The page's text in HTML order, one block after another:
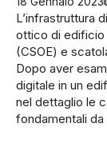
L’infrastruttura
ottico di edificio
(CSOE) e
Dopo aver
digitale in un
nel dettaglio le
fondamentali